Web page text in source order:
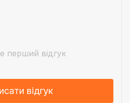
перший відгук
відгук